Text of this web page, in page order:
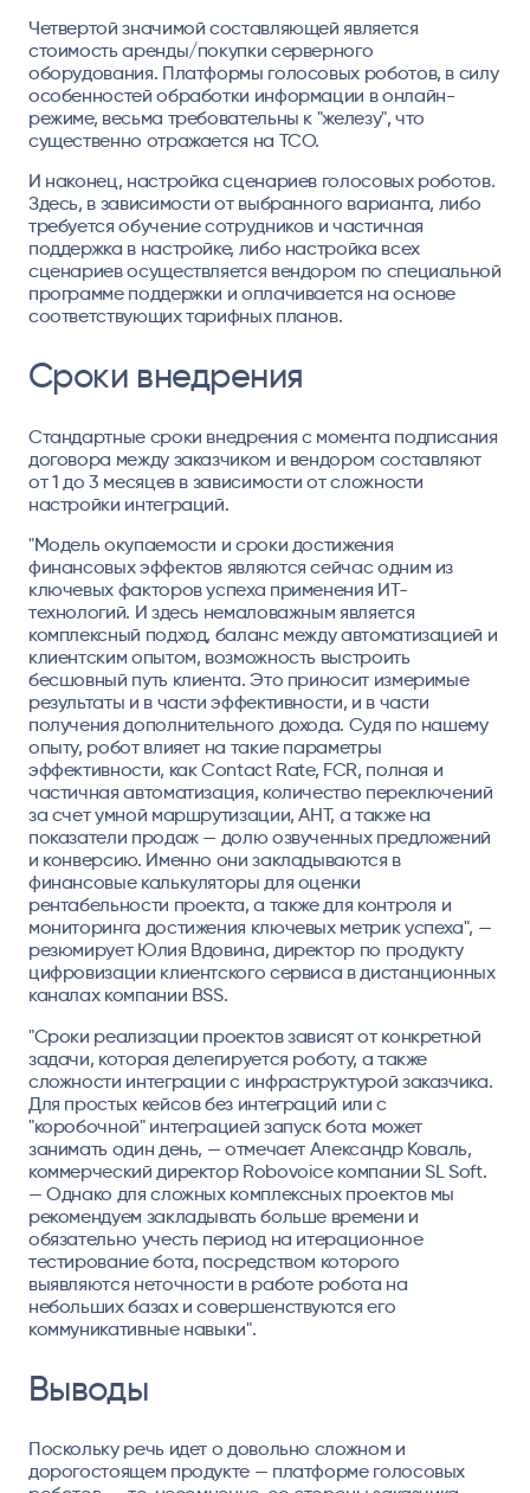
Четвертой значимой составляющей является
стоимость аренды/покупки серверного
оборудования. Платформы голосовых роботов, в силу
особенностей обработки информации в онлайн-
режиме, весьма требовательны к "железу", что
существенно отражается на TCO.
И наконец, настройка сценариев голосовых роботов.
Здесь, в зависимости от выбранного варианта, либо
требуется обучение сотрудников и частичная
поддержка в настройке, либо настройка всех
сценариев осуществляется вендором по специальной
программе поддержки и оплачивается на основе
соответствующих тарифных планов.
Сроки внедрения
Стандартные сроки внедрения с момента подписания
договора между заказчиком и вендором составляют
от 1 до 3 месяцев в зависимости от сложности
настройки интеграций.
"Модель окупаемости и сроки достижения
финансовых эффектов являются сейчас одним из
ключевых факторов успеха применения ИТ-
технологий. И здесь немаловажным является
комплексный подход, баланс между автоматизацией и
клиентским опытом, возможность выстроить
бесшовный путь клиента. Это приносит измеримые
результаты и в части эффективности, и в части
получения дополнительного дохода. Судя по нашему
опыту, робот влияет на такие параметры
эффективности, как Contact Rate, FCR, полная и
частичная автоматизация, количество переключений
за счет умной маршрутизации, AHT, а также на
показатели продаж — долю озвученных предложений
и конверсию. Именно они закладываются в
финансовые калькуляторы для оценки
рентабельности проекта, а также для контроля и
мониторинга достижения ключевых метрик успеха", —
резюмирует Юлия Вдовина, директор по продукту
цифровизации клиентского сервиса в дистанционных
каналах компании BSS.
"Сроки реализации проектов зависят от конкретной
задачи, которая делегируется роботу, а также
сложности интеграции с инфраструктурой заказчика.
Для простых кейсов без интеграций или с
"коробочной" интеграцией запуск бота может
занимать один день, — отмечает Александр Коваль,
коммерческий директор Robovoice компании SL Soft.
— Однако для сложных комплексных проектов мы
рекомендуем закладывать больше времени и
обязательно учесть период на итерационное
тестирование бота, посредством которого
выявляются неточности в работе робота на
небольших базах и совершенствуются его
коммуникативные навыки".
Выводы
Поскольку речь идет о довольно сложном и
дорогостоящем продукте — платформе голосовых